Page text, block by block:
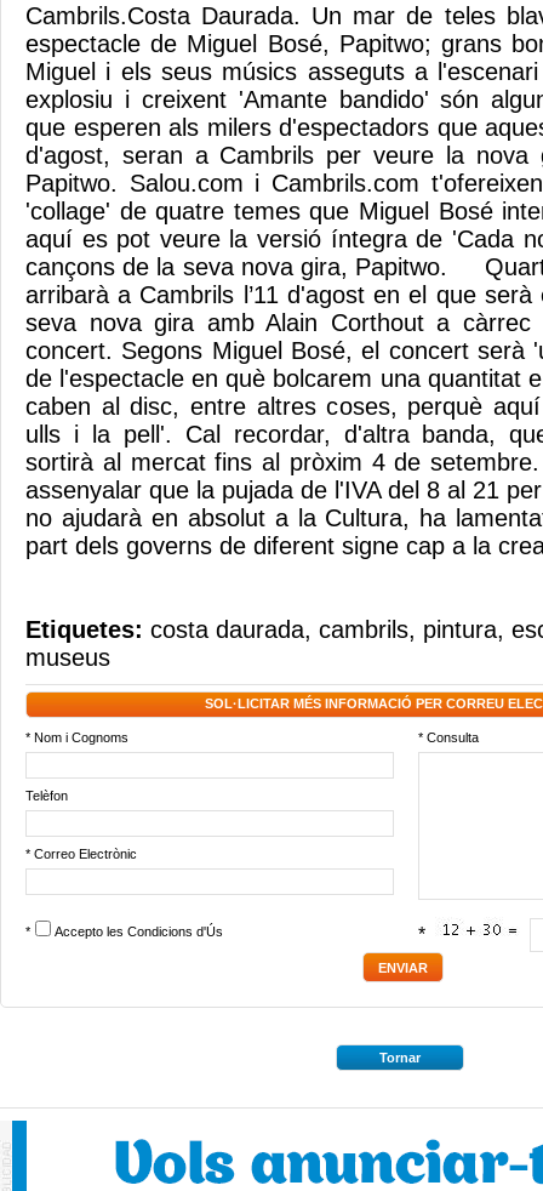
Cambrils.Costa Daurada. Un mar de teles
espectacle de Miguel Bosé, Papitwo; grans
Miguel i els seus músics asseguts a
explosiu i creixent 'Amante bandido' són
que esperen als milers d'espectadors que
d'agost, seran a Cambrils per veure la nova
Papitwo. Salou.com i Cambrils.com
'collage' de quatre temes que Miguel Bosé
aquí es pot veure la versió íntegra de 'Cada
cançons de la seva nova gira, Papitwo.
arribarà a Cambrils l’11 d'agost en el que
seva nova gira amb Alain Corthout a càrrec
concert. Segons Miguel Bosé, el concert serà
de l'espectacle en què bolcarem una quantitat
caben al disc, entre altres coses, perquè
ulls i la pell'. Cal recordar, d'altra banda,
sortirà al mercat fins al pròxim 4 de
assenyalar que la pujada de l'IVA del 8 al 21
no ajudarà en absolut a la Cultura, ha
part dels governs de diferent signe cap a la
Etiquetes: costa daurada, cambrils, pintura,
museus
SOL·LICITAR MÉS INFORMACIÓ PER CORREU
* Nom i Cognoms * Consulta
Telèfon
* Correo Electrònic
* Accepto les Condicions d'Ús *
Tornar